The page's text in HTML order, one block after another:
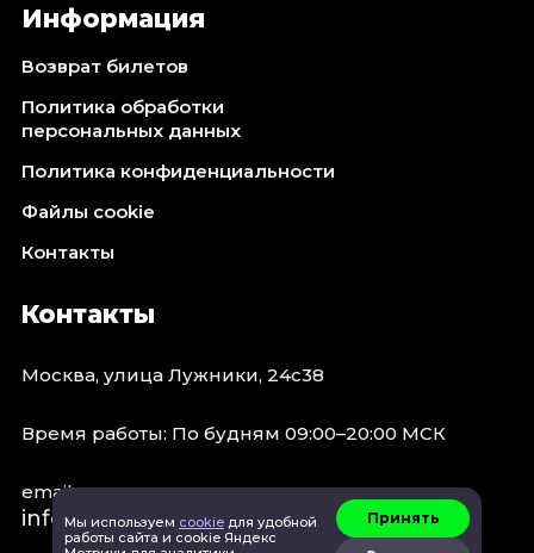
Информация
Возврат билетов
Политика обработки
персональных данных
Политика конфиденциальности
Файлы cookie
Контакты
Контакты
Москва, улица Лужники, 24с38
Время работы: По будням 09:00–20:00 МСК
email:
info@concert.moscow
Мы используем cookie для удобной
работы сайта и cookie Яндекс
Принять